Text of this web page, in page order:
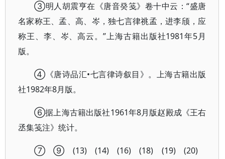
③明人胡震亨在《唐音癸笺》卷十中云：“盛唐
名家称王、孟、高、岑，独七言律祧孟，进李颀，应
称王、李、岑、高云。”上海古籍出版社1981年5月
版。
④《唐诗品汇•七言律诗叙目》。上海古籍出版
社1982年8月版。
⑥据上海古籍出版社1961年8月版赵殿成《王右
丞集笺注》统计。
⑦ ⑨ (13) (14) (16) (18) (19) (20)